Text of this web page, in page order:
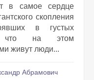
в самое сердце
скопления
в густых
что на этом
живут люди...
Абрамович